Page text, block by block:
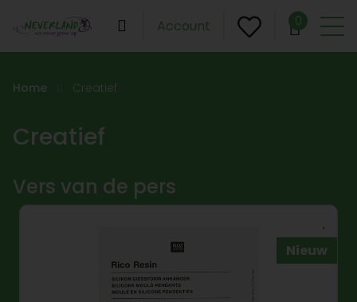
Account 0
Home Creatief
Creatief
Vers van de pers
Nieuw